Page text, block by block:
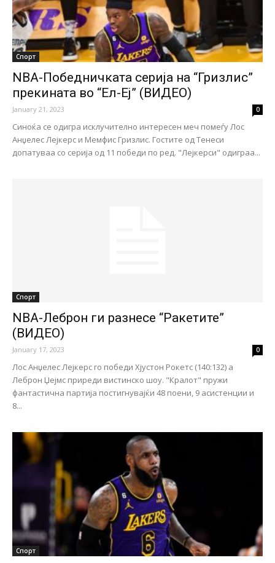
Спорт
NBA-Победничката серија на “Гризлис”
прекината во “Ел-Еј” (ВИДЕО)
January 21, 2023 0
Синоќа се одигра исклучително интересен меч помеѓу Лос
Анџелес Лејкерс и Мемфис Гризлис. Гостите од Тенеси
допатуваа со серија од 11 победи по ред. "Лејкерси" одиграа...
Спорт
NBA-Леброн ги разнесе “Ракетите”
(ВИДЕО)
January 17, 2023 0
Лос Анџелес Лејкерс го победи Хјустон Рокетс (140:132) а
Леброн Џејмс приреди вистинско шоу. "Кралот" пружи
фантастична партија постигнувајќи 48 поени, 9 асистенции и
8...
Спорт